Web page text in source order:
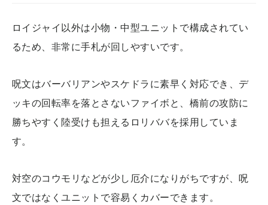
ロイジャイ以外は小物・中型ユニットで構成されてい
るため、非常に手札が回しやすいです。
呪文はバーバリアンやスケドラに素早く対応でき、デ
ッキの回転率を落とさないファイボと、橋前の攻防に
勝ちやすく陸受けも担えるロリババを採用していま
す。
対空のコウモリなどが少し厄介になりがちですが、呪
文ではなくユニットで容易くカバーできます。